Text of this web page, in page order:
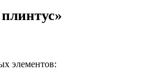
элементов: